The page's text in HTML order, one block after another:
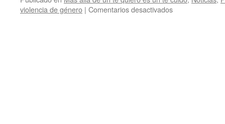
violencia de género | Comentarios desactivadosen